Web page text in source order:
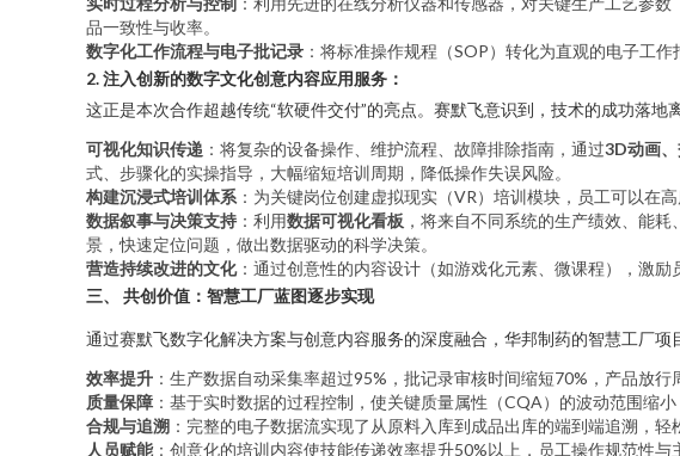
品一致性与收率。
数字化工作流程与电子批记录 ：将标准操作规程（SOP）转化为直观的电子工
2. 注入创新的数字文化创意内容应用服务：
这正是本次合作超越传统“软硬件交付”的亮点。赛默飞意识到，技术的成功落地
可视化知识传递 ：将复杂的设备操作、维护流程、故障排除指南，通过3D动画
式、步骤化的实操指导，大幅缩短培训周期，降低操作失误风险。
构建沉浸式培训体系 ：为关键岗位创建虚拟现实（VR）培训模块，员工可以在
数据叙事与决策支持 ：利用数据可视化看板 ，将来自不同系统的生产绩效、能
景，快速定位问题，做出数据驱动的科学决策。
营造持续改进的文化：通过创意性的内容设计（如游戏化元素、微课程），激
三、 共创价值：智慧工厂蓝图逐步实现
通过赛默飞数字化解决方案与创意内容服务的深度融合，华邦制药的智慧工厂项
效率提升 ：生产数据自动采集率超过95%，批记录审核时间缩短70%，产品放行
质量保障 ：基于实时数据的过程控制，使关键质量属性（CQA）的波动范围缩
合规与追溯 ：完整的电子数据流实现了从原料入库到成品出库的端到端追溯，轻
人员赋能：创意化的培训内容使技能传递效率提升50%以上，员工操作规范性与